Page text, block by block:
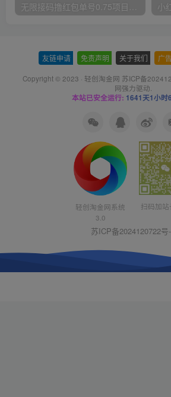
无限接码撸红包单号0.75项目无偿分享给你【揭秘】
友链申请 免责声明 关于我们 广
Copyright © 2023 · 轻创淘金网 苏ICP备
网强力驱动.
本站已安全运行: 1641天1小时
轻创淘金网系统
3.0
扫码加站
苏ICP备2024120722号